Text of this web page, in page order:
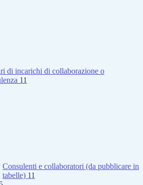
di incarichi di collaborazione o
11
Consulenti e collaboratori (da pubblicare in
tabelle) 11